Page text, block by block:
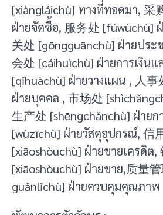
[xiàngláichù] ทางที่ทอดมา, 采
ฝ่ายจัดซื้อ, 服务处 [fúwùchù]
关处 [gōngguānchù] ฝ่ายปร
会处 [cáihuìchù] ฝ่ายการเงิน
[qǐhuàchù] ฝ่ายวางแผน , 人事
ฝ่ายบุคคล , 市场处
生产处 [shēngchǎnchù] ฝ่ายก
[wùzīchù] ฝ่ายวัสดุอุปกรณ์, 信
[xiāoshòuchù] ฝ่ายขายเครดิต,
[xiāoshòuchù] ฝ่ายขาย,质量
guǎnlǐchù] ฝ่ายควบคุมคุณภาพ